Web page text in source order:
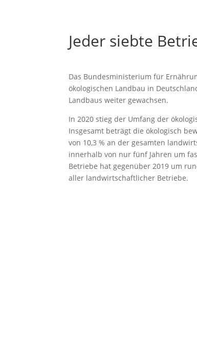
Jeder siebte
Das Bundesministerium für
ökologischen Landbau in
Landbaus weiter gewachsen.
In 2020 stieg der Umfang der
Insgesamt beträgt die ökologisch
von 10,3 % an der gesamten
innerhalb von nur fünf Jahren um
Betriebe hat gegenüber 2019 um
aller landwirtschaftlicher Betriebe.